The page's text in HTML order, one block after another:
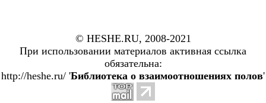
© HESHE.RU, 2008-2021
При использовании материалов активная ссылка
обязательна:
http://heshe.ru/ 'Библиотека о взаимоотношениях полов'